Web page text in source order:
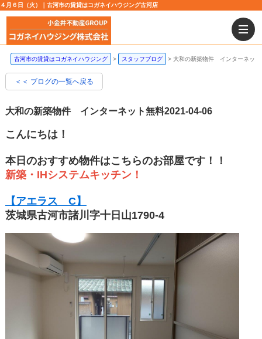
４月６日（火）｜古河市の賃貸はコガネイハウジング古河店
古河市の賃貸はコガネイハウジング スタッフブログ 大和の新築物件 インターネット
＜＜ ブログの一覧へ戻る
大和の新築物件 インターネット無料2021-04-06
こんにちは！
本日のおすすめ物件はこちらのお部屋です！！
新築・IHシステムキッチン！
【アエラス C】
茨城県古河市諸川字十日山1790-4